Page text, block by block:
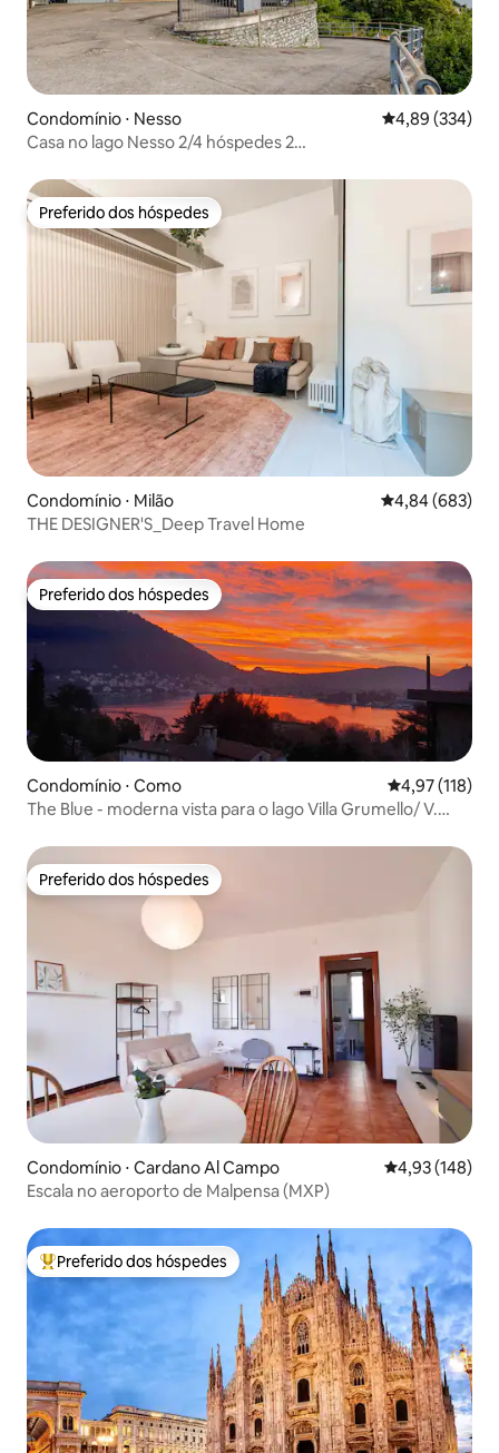
Condomínio ⋅ Nesso 4,89 de uma
4,89 (334)
Casa no lago Nesso 2/4 hóspedes 2
Preferido dos hóspedes
Preferido dos hóspedes
Condomínio ⋅ Milão 4,84 de uma
4,84 (683)
THE DESIGNER'S_Deep Travel Home
Preferido dos hóspedes
Preferido dos hóspedes
Condomínio ⋅ Como 4,97 de uma
4,97 (118)
The Blue - moderna vista para o lago Villa Grumello/ V.
Preferido dos hóspedes
Preferido dos hóspedes
Condomínio ⋅ Cardano Al Campo 4,93 de uma
4,93 (148)
Escala no aeroporto de Malpensa (MXP)
Entre os melhores preferidos dos hóspedes
Preferido dos hóspedes